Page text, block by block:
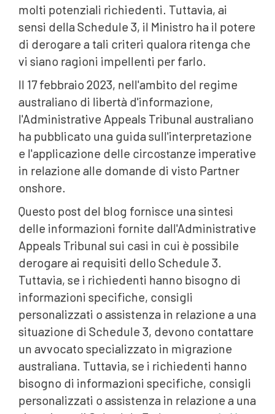
molti potenziali richiedenti. Tuttavia, ai
sensi della Schedule 3, il Ministro ha il potere
di derogare a tali criteri qualora ritenga che
vi siano ragioni impellenti per farlo.
Il 17 febbraio 2023, nell'ambito del regime
australiano di libertà d'informazione,
l'Administrative Appeals Tribunal australiano
ha pubblicato una guida sull'interpretazione
e l'applicazione delle circostanze imperative
in relazione alle domande di visto Partner
onshore.
Questo post del blog fornisce una sintesi
delle informazioni fornite dall'Administrative
Appeals Tribunal sui casi in cui è possibile
derogare ai requisiti dello Schedule 3.
Tuttavia, se i richiedenti hanno bisogno di
informazioni specifiche, consigli
personalizzati o assistenza in relazione a una
situazione di Schedule 3, devono contattare
un avvocato specializzato in migrazione
australiana. Tuttavia, se i richiedenti hanno
bisogno di informazioni specifiche, consigli
personalizzati o assistenza in relazione a una